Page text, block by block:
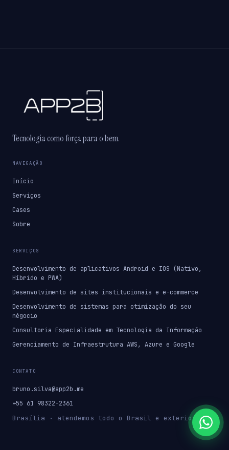
Tecnologia como força para o bem.
NAVEGAÇÃO
Início
Serviços
Cases
Sobre
SERVIÇOS
Desenvolvimento de aplicativos Android e IOS (Nativo,
Híbrido e PWA)
Desenvolvimento de sites institucionais e e-commerce
Desenvolvimento de sistemas para otimização do seu
négocio
Consultoria Especialidade em Tecnologia da Informação
Gerenciamento de Infraestrutura AWS, Azure e Google
CONTATO
bruno.silva@app2b.me
+55 61 98322-2361
Brasília · atendemos todo o Brasil e exterior